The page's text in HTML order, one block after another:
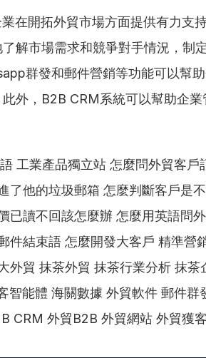
在開拓外貿市場方面提供有力支
解市場需求和競爭對手情況，制
群發和郵件營銷等功能可以幫
外，B2B CRM系統可以幫助企業
工業產品獨立站 怎麼問外貿客戶
了他的垃圾郵箱 怎麼判斷客戶是
已讀不回該怎麼辦 怎麼用英語問
件結束語 怎麼開發大客戶 精準營
外貿 抹茶外貿 抹茶行業分析 抹茶
智能體 海關數據 外貿軟件 郵件群
CRM 外貿B2B 外貿網站 外貿獲